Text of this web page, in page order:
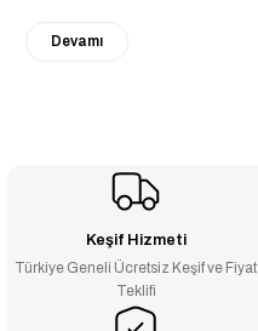
Devamı
Keşif Hizmeti
Türkiye Geneli Ücretsiz Keşif ve Fiyat
Teklifi